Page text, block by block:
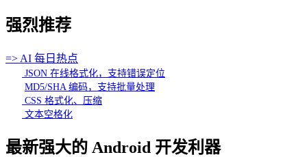
强烈推荐
=> AI 每日热点
JSON 在线格式化，支持错误定位
MD5/SHA 编码，支持批量处理
CSS 格式化、压缩
文本空格化
最新强大的 Android 开发利器